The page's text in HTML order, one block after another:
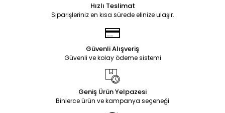
Hızlı Teslimat
Siparişleriniz en kısa sürede elinize ulaşır.
Güvenli Alışveriş
Güvenli ve kolay ödeme sistemi
Geniş Ürün Yelpazesi
Binlerce ürün ve kampanya seçeneği